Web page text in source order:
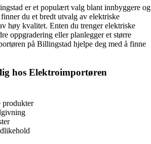
er et populært valg blant innbyggere og
du et bredt utvalg av elektriske
høy kvalitet. Enten du trenger elektriske
oppgradering eller planlegger et større
på Billingstad hjelpe deg med å finne
hos Elektroimportøren
produkter